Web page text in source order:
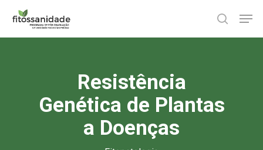
main
search
Resistência
Genética de Plantas
a Doenças